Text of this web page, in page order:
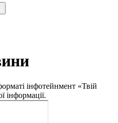
інфотейнмент «Твій
інформації.